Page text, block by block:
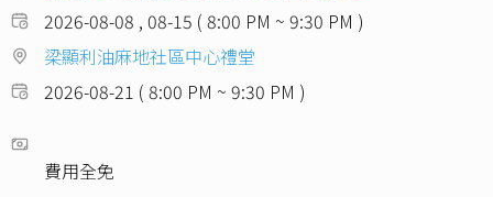
2026-08-08 , 08-15 ( 8:00 PM ~ 9:30 PM )
梁顯利油麻地社區中心禮堂
2026-08-21 ( 8:00 PM ~ 9:30 PM )
費用全免